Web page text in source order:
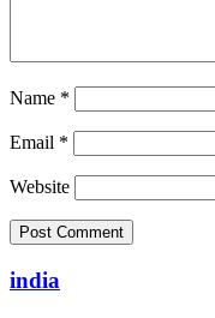
Name *
Email *
Website
india